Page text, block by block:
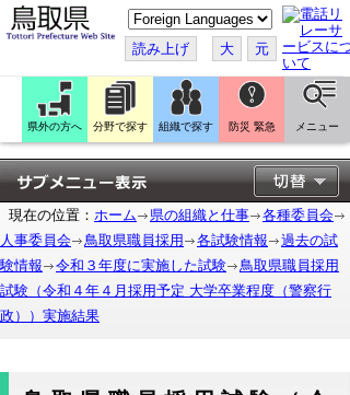
こ
の
ペ
ー
ジ
翻
訳
す
る
読み上げ 大 元
県外の方へ 分野で探す 組織で探す 防災 緊急 メニュー
現在の位置： ホーム 県の組織と仕事
各種委員会
人事委員会
鳥取県職員採用 各試験情報
過去の試
験情報
令和３年度に実施した試験
鳥取県職員採用
試験（令和４年４月採用予定 大学卒業程度（警察行
政））実施結果